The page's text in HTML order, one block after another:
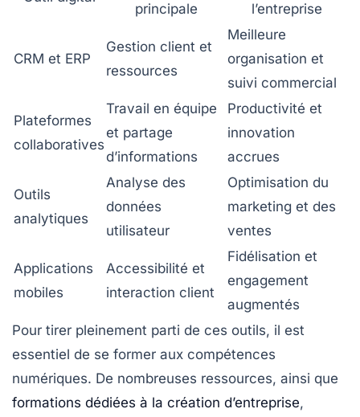
principale l’entreprise
CRM et ERP
Gestion client et
ressources
Meilleure
organisation et
suivi commercial
Plateformes
collaboratives
Travail en équipe
et partage
d’informations
Productivité et
innovation
accrues
Outils
analytiques
Analyse des
données
utilisateur
Optimisation du
marketing et des
ventes
Applications
mobiles
Accessibilité et
interaction client
Fidélisation et
engagement
augmentés
Pour tirer pleinement parti de ces outils, il est
essentiel de se former aux compétences
numériques. De nombreuses ressources, ainsi que
formations dédiées à la création d’entreprise,